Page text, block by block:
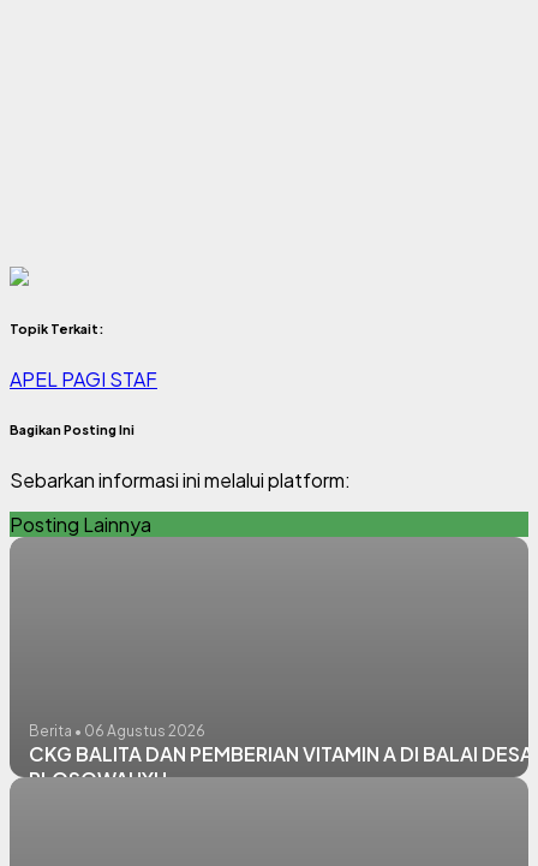
Topik Terkait:
APEL PAGI STAF
Bagikan Posting Ini
Sebarkan informasi ini melalui platform:
Posting Lainnya
Berita • 06 Agustus 2026
CKG BALITA DAN PEMBERIAN VITAMIN A DI BALAI DESA
PLOSOWAHYU